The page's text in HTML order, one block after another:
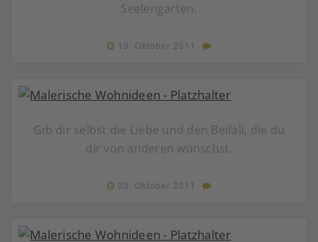
Seelengarten.
13. Oktober 2011
Gib dir selbst die Liebe und den Beifall, die du
dir von anderen wünschst.
03. Oktober 2011